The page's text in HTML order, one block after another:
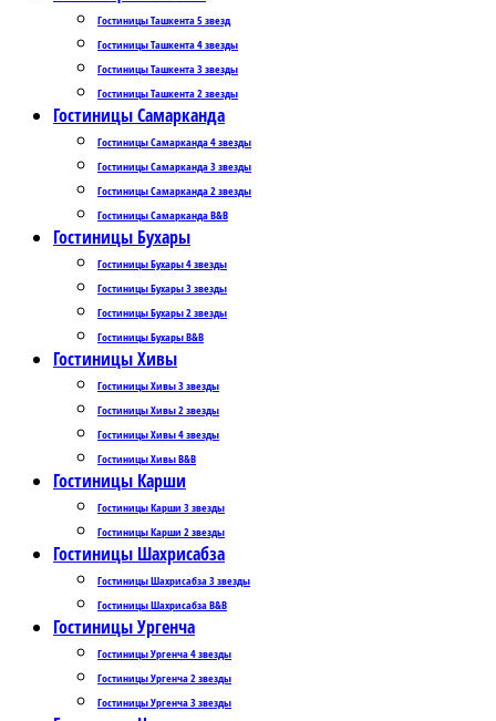
Гостиницы Ташкента 5 звезд
Гостиницы Ташкента 4 звезды
Гостиницы Ташкента 3 звезды
Гостиницы Ташкента 2 звезды
Гостиницы Самарканда
Гостиницы Самарканда 4 звезды
Гостиницы Самарканда 3 звезды
Гостиницы Самарканда 2 звезды
Гостиницы Самарканда B&B
Гостиницы Бухары
Гостиницы Бухары 4 звезды
Гостиницы Бухары 3 звезды
Гостиницы Бухары 2 звезды
Гостиницы Бухары B&B
Гостиницы Хивы
Гостиницы Хивы 3 звезды
Гостиницы Хивы 2 звезды
Гостиницы Хивы 4 звезды
Гостиницы Хивы B&B
Гостиницы Карши
Гостиницы Карши 3 звезды
Гостиницы Карши 2 звезды
Гостиницы Шахрисабза
Гостиницы Шахрисабза 3 звезды
Гостиницы Шахрисабза B&B
Гостиницы Ургенча
Гостиницы Ургенча 4 звезды
Гостиницы Ургенча 2 звезды
Гостиницы Ургенча 3 звезды